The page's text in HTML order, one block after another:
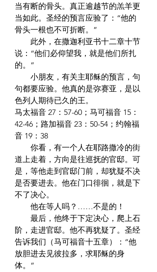
当有断的骨头。真正逾越节的羔羊更
当如此。圣经的预言应验了：“他的
骨头一根也不可折断。”
此外，在撒迦利亚书十二章十节
说：“他们必仰望我，就是他们所扎
的。”
小朋友，有关主耶稣的预言，句
句都要应验。他真的是弥赛亚，是以
色列人期待已久的王。
马太福音 27：57-60；马可福音 15：
42-46；路加福音 23：50-54；约翰福
音 19：38
你看，有一个人在耶路撒冷的街
道上走着，方向是往巡抚的官邸。可
是，等他走到官邸门前，却犹疑不决
是否要进去。他在门口徘徊，就是下
不了决心。
他在等人吗？……不是的！
最后，他终于下定决心，爬上石
阶，走进官邸。他不再犹疑了。圣经
告诉我们（马可福音十五章）：“他
放胆进去见彼拉多，求耶稣的身
体。”